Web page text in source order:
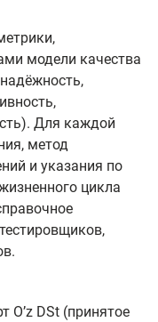
модели качества
Для каждой
метод
и указания по
цикла
O’z DSt (принятое